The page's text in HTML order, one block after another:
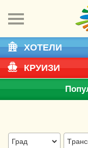
ХОТЕЛИ
КРУИЗИ